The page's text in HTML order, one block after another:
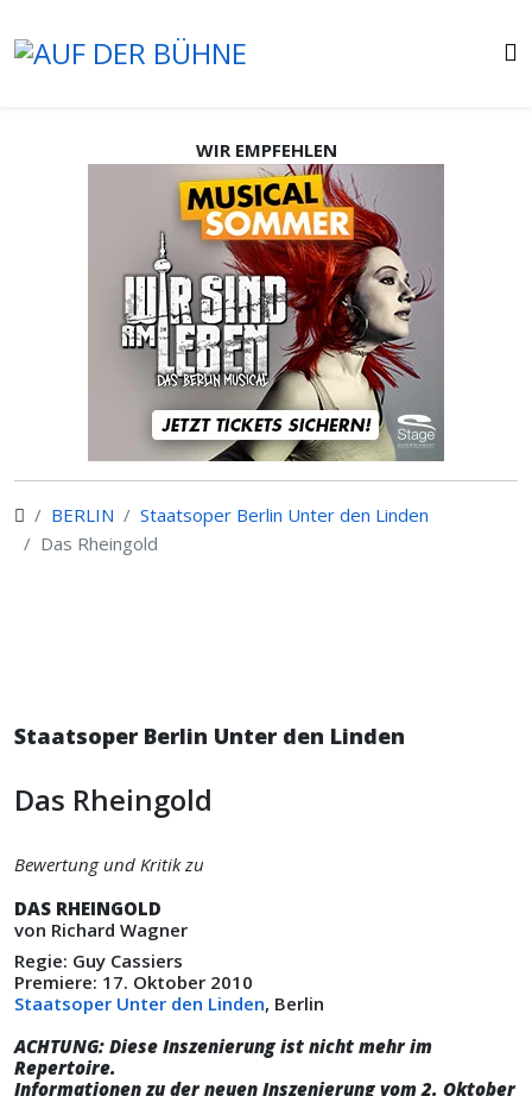
WIR EMPFEHLEN
BERLIN
Staatsoper Berlin Unter den Linden
Das Rheingold
Staatsoper Berlin Unter den Linden
Das Rheingold
Bewertung und Kritik zu
DAS RHEINGOLD
von Richard Wagner
Regie: Guy Cassiers
Premiere: 17. Oktober 2010
Staatsoper Unter den Linden, Berlin
ACHTUNG: Diese Inszenierung ist nicht mehr im
Repertoire.
Informationen zu der neuen Inszenierung vom 2. Oktober